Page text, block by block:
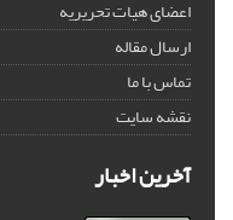
اعضای هیات تحریریه
ارسال مقاله
تماس با ما
نقشه سایت
آخرین اخبار